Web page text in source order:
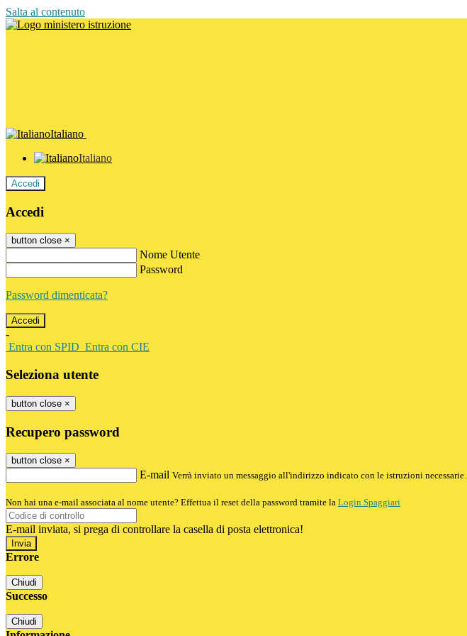
Salta al contenuto
Italiano
Italiano
Accedi
Accedi
button close ×
Nome Utente
Password
Password dimenticata?
-
Entra con SPID Entra con CIE
Seleziona utente
button close ×
Recupero password
button close ×
E-mail Verrà inviato un messaggio all'indirizzo indicato con le istruzioni necessarie.
Non hai una e-mail associata al nome utente? Effettua il reset della password tramite la Login Spaggiari
E-mail inviata, si prega di controllare la casella di posta elettronica!
Errore
Chiudi
Successo
Chiudi